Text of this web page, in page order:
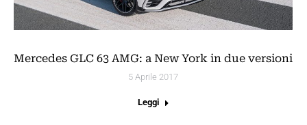
Mercedes GLC 63 AMG: a New York in due versioni
5 Aprile 2017
Leggi